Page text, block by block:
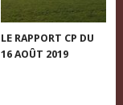
LE RAPPORT CP DU
16 AOÛT 2019